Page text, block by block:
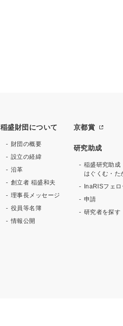
稲盛財団について
財団の概要
設立の経緯
沿革
創立者 稲盛和夫
理事長メッセージ
役員等名簿
情報公開
京都賞
研究助成
稲盛研究助成
はぐくむ・た
InaRISフェ
申請
研究者を探す